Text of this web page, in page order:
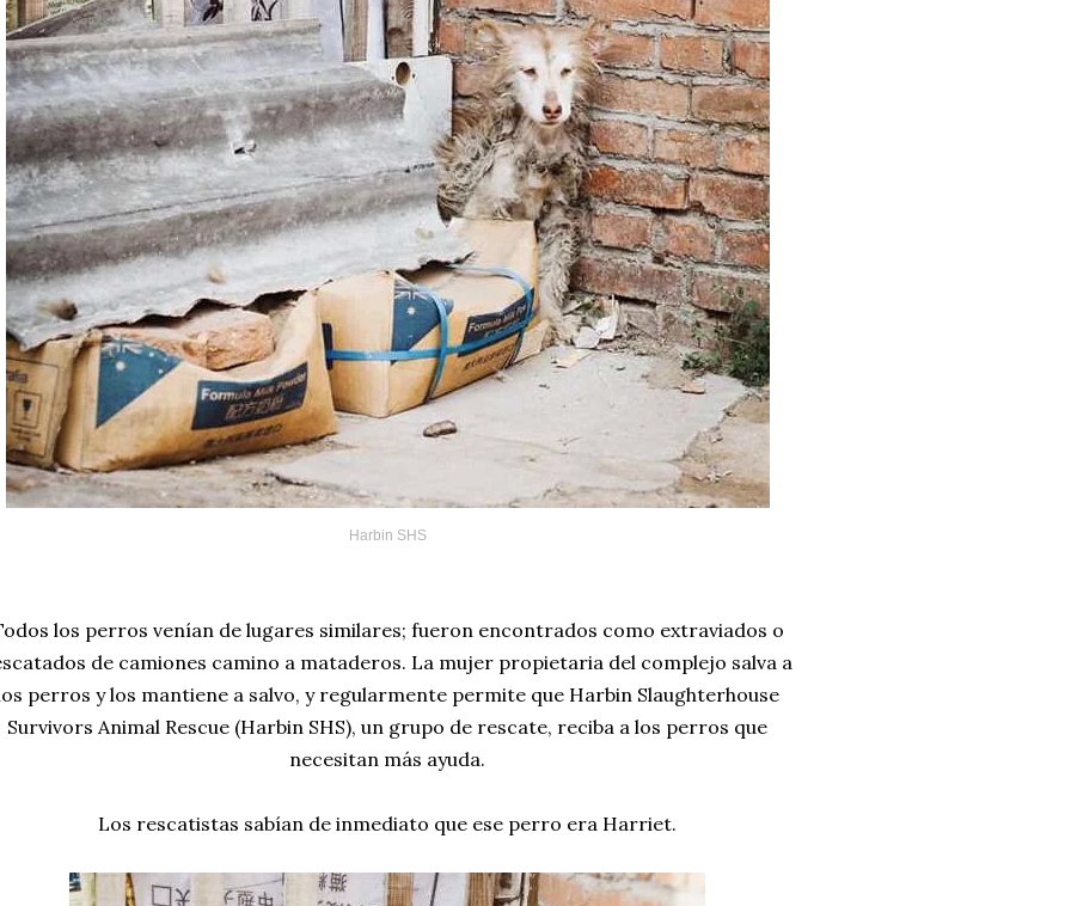
Harbin SHS
los perros venían de lugares similares; fueron encontrados como extraviados o
de camiones camino a mataderos. La mujer propietaria del complejo salva a
perros y los mantiene a salvo, y regularmente permite que Harbin Slaughterhouse
Survivors Animal Rescue (Harbin SHS), un grupo de rescate, reciba a los perros que
necesitan más ayuda.
Los rescatistas sabían de inmediato que ese perro era Harriet.